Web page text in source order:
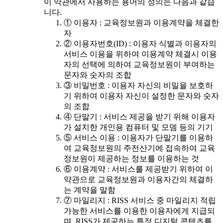
이 약관에서 사용하는 용어의 정의는 다음과 같습
니다.
① 이용자 : 교육정보원과 이용계약을 체결한
자
② 이용자번호(ID) : 이용자 식별과 이용자의
서비스 이용을 위하여 이용계약 체결시 이용
자의 선택에 의하여 교육정보원이 부여하는
문자와 숫자의 조합
③ 비밀번호 : 이용자 자신의 비밀을 보호하
기 위하여 이용자 자신이 설정한 문자와 숫자
의 조합
④ 단말기 : 서비스 제공을 받기 위해 이용자
가 설치한 개인용 컴퓨터 및 모뎀 등의 기기
⑤ 서비스 이용 : 이용자가 단말기를 이용하
여 교육정보원의 주전산기에 접속하여 교육
정보원이 제공하는 정보를 이용하는 것
⑥ 이용계약 : 서비스를 제공받기 위하여 이
약관으로 교육정보원과 이용자간의 체결하
는 계약을 말함
⑦ 마일리지 : RISS 서비스 중 마일리지 적립
가능한 서비스를 이용한 이용자에게 지급되